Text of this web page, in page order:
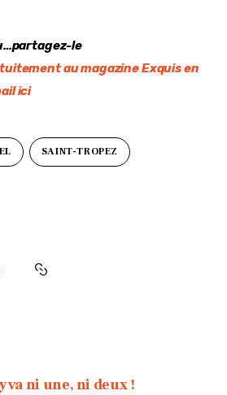
le
au magazine Exquis en
ici
SAINT-TROPEZ
va ni une, ni deux !